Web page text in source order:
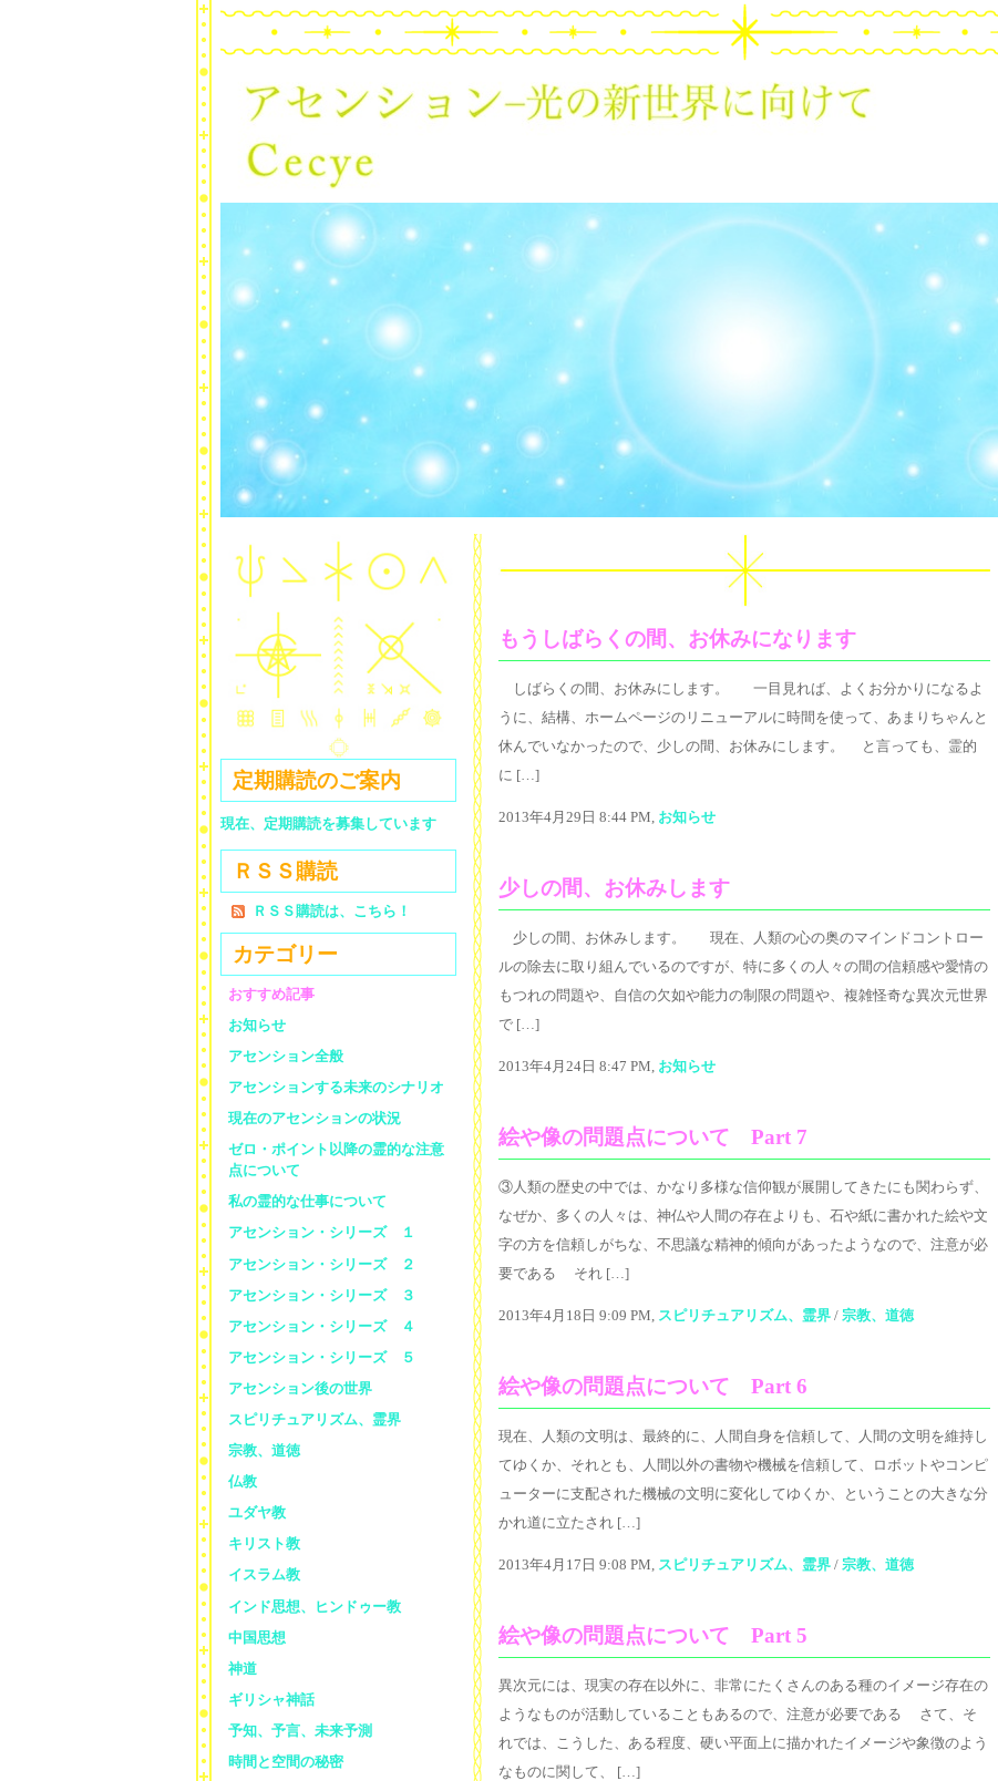
もうしばらくの間、お休みになります
しばらくの間、お休みにします。 一目見れば、よくお分かりになるよ
うに、結構、ホームページのリニューアルに時間を使って、あまりちゃんと
休んでいなかったので、少しの間、お休みにします。 と言っても、霊的
に […]
2013年4月29日 8:44 PM, お知らせ
少しの間、お休みします
少しの間、お休みします。 現在、人類の心の奥のマインドコントロー
ルの除去に取り組んでいるのですが、特に多くの人々の間の信頼感や愛情の
もつれの問題や、自信の欠如や能力の制限の問題や、複雑怪奇な異次元世界
で […]
2013年4月24日 8:47 PM, お知らせ
絵や像の問題点について Part 7
③人類の歴史の中では、かなり多様な信仰観が展開してきたにも関わらず、
なぜか、多くの人々は、神仏や人間の存在よりも、石や紙に書かれた絵や文
字の方を信頼しがちな、不思議な精神的傾向があったようなので、注意が必
要である それ […]
2013年4月18日 9:09 PM, スピリチュアリズム、霊界 / 宗教、道徳
絵や像の問題点について Part 6
現在、人類の文明は、最終的に、人間自身を信頼して、人間の文明を維持し
てゆくか、それとも、人間以外の書物や機械を信頼して、ロボットやコンピ
ューターに支配された機械の文明に変化してゆくか、ということの大きな分
かれ道に立たされ […]
2013年4月17日 9:08 PM, スピリチュアリズム、霊界 / 宗教、道徳
絵や像の問題点について Part 5
異次元には、現実の存在以外に、非常にたくさんのある種のイメージ存在の
ようなものが活動していることもあるので、注意が必要である さて、そ
れでは、こうした、ある程度、硬い平面上に描かれたイメージや象徴のよう
なものに関して、 […]
定期購読のご案内
現在、定期購読を募集しています
ＲＳＳ購読
ＲＳＳ購読は、こちら！
カテゴリー
おすすめ記事
お知らせ
アセンション全般
アセンションする未来のシナリオ
現在のアセンションの状況
ゼロ・ポイント以降の霊的な注意
点について
私の霊的な仕事について
アセンション・シリーズ １
アセンション・シリーズ ２
アセンション・シリーズ ３
アセンション・シリーズ ４
アセンション・シリーズ ５
アセンション後の世界
スピリチュアリズム、霊界
宗教、道徳
仏教
ユダヤ教
キリスト教
イスラム教
インド思想、ヒンドゥー教
中国思想
神道
ギリシャ神話
予知、予言、未来予測
時間と空間の秘密